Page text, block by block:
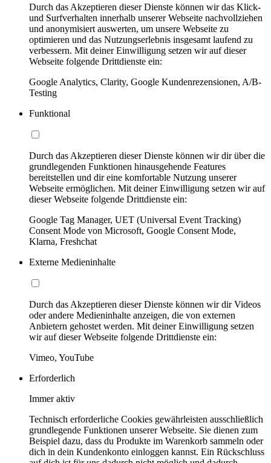
Durch das Akzeptieren dieser Dienste können wir das Klick-
und Surfverhalten innerhalb unserer Webseite nachvollziehen
und anonymisiert auswerten, um unsere Webseite zu
optimieren und das Nutzungserlebnis insgesamt laufend zu
verbessern. Mit deiner Einwilligung setzen wir auf dieser
Webseite folgende Drittdienste ein:
Google Analytics, Clarity, Google Kundenrezensionen, A/B-
Testing
Funktional
Durch das Akzeptieren dieser Dienste können wir dir über die
grundlegenden Funktionen hinausgehende Features
bereitstellen und dir eine komfortable Nutzung unserer
Webseite ermöglichen. Mit deiner Einwilligung setzen wir auf
dieser Webseite folgende Drittdienste ein:
Google Tag Manager, UET (Universal Event Tracking)
Consent Mode von Microsoft, Google Consent Mode,
Klarna, Freshchat
Externe Medieninhalte
Durch das Akzeptieren dieser Dienste können wir dir Videos
oder andere Medieninhalte anzeigen, die von externen
Anbietern gehostet werden. Mit deiner Einwilligung setzen
wir auf dieser Webseite folgende Drittdienste ein:
Vimeo, YouTube
Erforderlich
Immer aktiv
Technisch erforderliche Cookies gewährleisten ausschließlich
grundlegende Funktionen unserer Webseite. Sie dienen zum
Beispiel dazu, dass du Produkte im Warenkorb sammeln oder
dich in dein Kundenkonto einloggen kannst. Ein Rückschluss